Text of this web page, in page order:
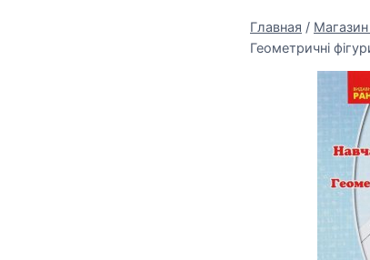
Главная /
Геометричні